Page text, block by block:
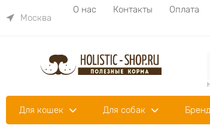
Москва
О нас Контакты Оплата
Для кошек Для собак